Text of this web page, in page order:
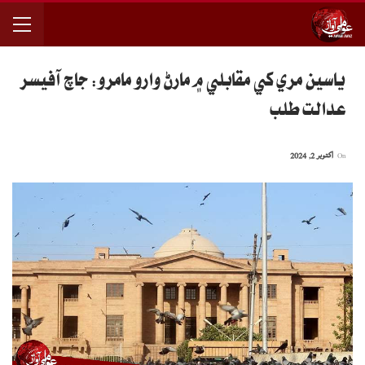
ياسين مري کي مقابلي ۾ مارڻ وارو مامرو: جاچ آفيسر
عدالت طلب
اکتوبر 2, 2024